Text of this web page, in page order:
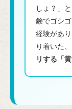
しょ？」
鹸でゴシ
経験があ
り着いた、
リする「